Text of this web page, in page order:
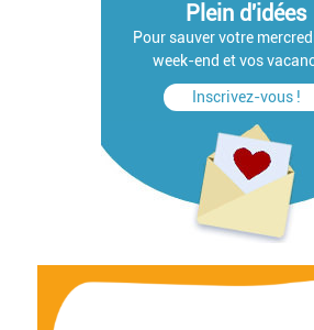
Plein d'idées
Pour sauver votre
week-end et vos
Inscrivez-vous !